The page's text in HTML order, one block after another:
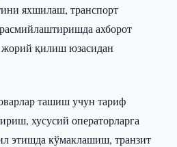
яхшилаш, транспорт
ахборот
жорий қилиш юзасидан
ташиш учун тариф
хусусий операторларга
этишда кўмаклашиш, транзит